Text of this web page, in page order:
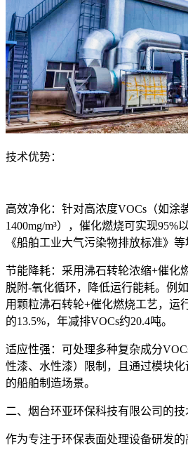
技术优势：
高效净化：针对高浓度VOCs（如涂
1400mg/m³），催化燃烧可实现95%
《船舶工业大气污染物排放标准》等
节能降耗：采用沸石转轮浓缩+催化
脱附-氧化循环，降低运行能耗。例
用颗粒沸石转轮+催化燃烧工艺，运
的13.5%，年减排VOCs约20.4吨。
适应性强：可处理多种复杂成分
性漆、水性漆）限制，且通过模块
的船舶制造场景。
二、烟台环亚环保科技有限公司的技
作为专注于环保表面处理设备研发